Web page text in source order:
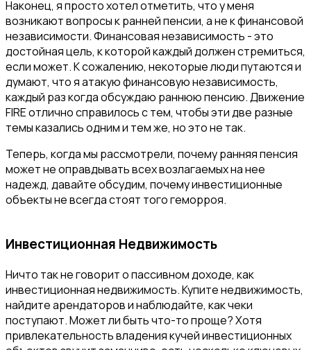
Наконец, я просто хотел отметить, что у меня
возникают вопросы к ранней пенсии, а не к финансовой
независимости. Финансовая независимость - это
достойная цель, к которой каждый должен стремиться,
если может. К сожалению, некоторые люди путаются и
думают, что я атакую финансовую независимость,
каждый раз когда обсуждаю раннюю пенсию. Движение
FIRE отлично справилось с тем, чтобы эти две разные
темы казались одним и тем же, но это не так.
Теперь, когда мы рассмотрели, почему ранняя пенсия
может не оправдывать всех возлагаемых на нее
надежд, давайте обсудим, почему инвестиционные
объекты не всегда стоят того геморроя.
Инвестиционная Недвижимость
Ничто так не говорит о пассивном доходе, как
инвестиционная недвижимость. Купите недвижимость,
найдите арендаторов и наблюдайте, как чеки
поступают. Может ли быть что-то проще? Хотя
привлекательность владения кучей инвестиционных